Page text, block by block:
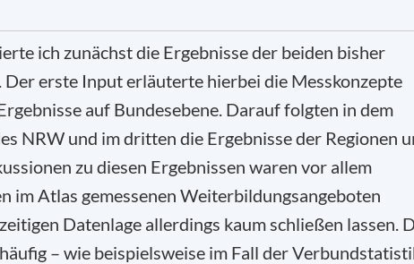
ich zunächst die Ergebnisse der beiden bisher
erste Input erläuterte hierbei die Messkonzepte
auf Bundesebene. Darauf folgten in dem
NRW und im dritten die Ergebnisse der Regionen
zu diesen Ergebnissen waren vor allem
im Atlas gemessenen Weiterbildungsangeboten
Datenlage allerdings kaum schließen lassen.
– wie beispielsweise im Fall der